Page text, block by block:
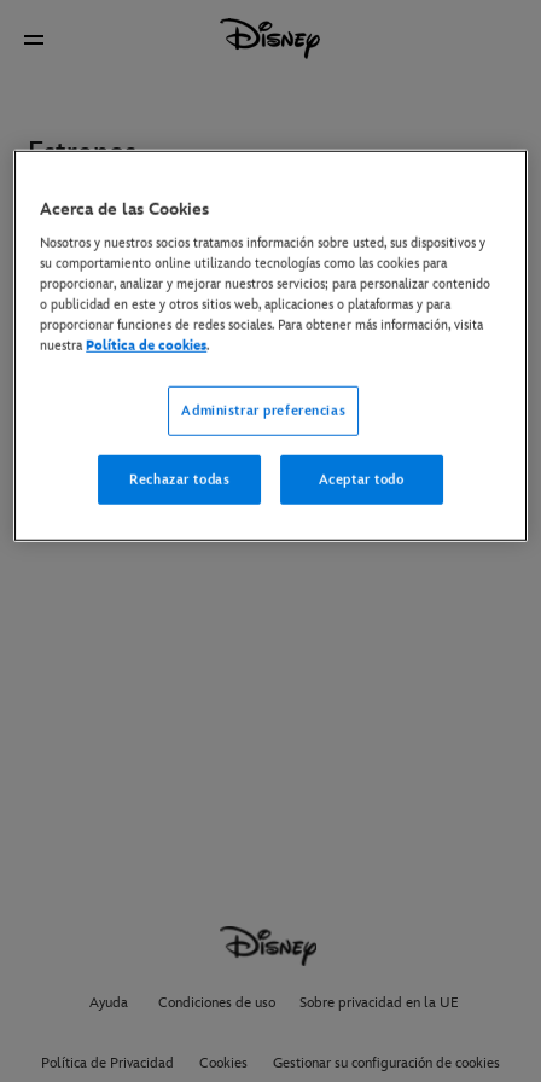
Estrenos
ESTRENO 7 DE ENERO ESTRENO 9 DE ENERO
ESTRENO 13 DE ENERO ESTRENO 14 DE ENERO
ESTRENO 22 DE ENERO ESTRENO 28 DE ENERO
Ayuda Condiciones de uso Sobre privacidad en la UE
Política de Privacidad Cookies Gestionar su configuración de cookies
Acerca de las Cookies
Nosotros y nuestros socios tratamos información sobre usted, sus dispositivos y
su comportamiento online utilizando tecnologías como las cookies para
proporcionar, analizar y mejorar nuestros servicios; para personalizar contenido
o publicidad en este y otros sitios web, aplicaciones o plataformas y para
proporcionar funciones de redes sociales. Para obtener más información, visita
nuestraPolítica de cookies.
Administrar preferencias
Rechazar todas Aceptar todo